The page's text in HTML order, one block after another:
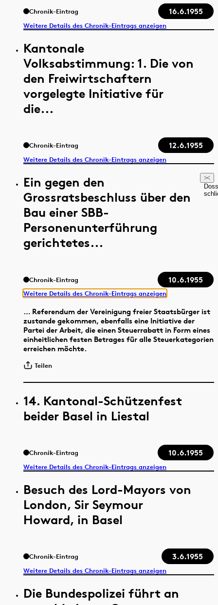
Chronik-Eintrag 16.6.1955
Weitere Details des Chronik-Eintrags anzeigen
Kantonale
Volksabstimmung: 1. Die von
den Freiwirtschaftern
vorgelegte Initiative für
die...
Chronik-Eintrag 12.6.1955
Weitere Details des Chronik-Eintrags anzeigen
Ein gegen den
Grossratsbeschluss über den
Bau einer SBB-
Personenunterführung
gerichtetes...
Chronik-Eintrag 10.6.1955
Weitere Details des Chronik-Eintrags anzeigen
… Referendum der Vereinigung freier Staatsbürger ist
zustande gekommen, ebenfalls eine Initiative der
Partei der Arbeit, die einen Steuerrabatt in Form eines
einheitlichen festen Betrages für alle Steuerkategorien
erreichen möchte.
Teilen
14. Kantonal-Schützenfest
beider Basel in Liestal
Chronik-Eintrag 10.6.1955
Weitere Details des Chronik-Eintrags anzeigen
Besuch des Lord-Mayors von
London, Sir Seymour
Howard, in Basel
Chronik-Eintrag 3.6.1955
Weitere Details des Chronik-Eintrags anzeigen
Die Bundespolizei führt an